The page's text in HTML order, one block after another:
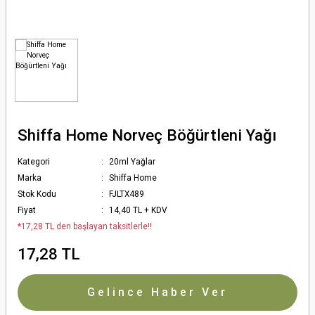
Shiffa Home Norveç Böğürtleni Yağı
Kategori
20ml Yağlar
Marka
Shiffa Home
Stok Kodu
FJLTX489
Fiyat
14,40 TL + KDV
*17,28 TL den başlayan taksitlerle!!
17,28 TL
Gelince Haber Ver